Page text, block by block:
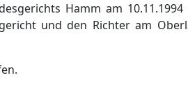
Hamm am
und den Richter am